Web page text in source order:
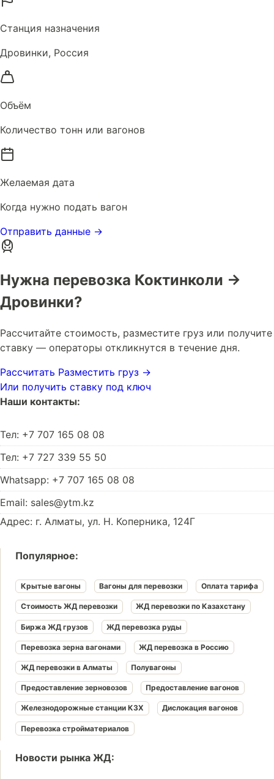
Станция назначения
Дровинки, Россия
Объём
Количество тонн или вагонов
Желаемая дата
Когда нужно подать вагон
Отправить данные →
Нужна перевозка Коктинколи →
Дровинки?
Рассчитайте стоимость, разместите груз или получите
ставку — операторы откликнутся в течение дня.
Рассчитать Разместить груз →
Или получить ставку под ключ
Наши контакты:
Тел: +7 707 165 08 08
Тел: +7 727 339 55 50
Whatsapp: +7 707 165 08 08
Email: sales@ytm.kz
Адрес: г. Алматы, ул. Н. Коперника, 124Г
Популярное:
Крытые вагоны Вагоны для перевозки Оплата тарифа
Стоимость ЖД перевозки ЖД перевозки по Казахстану
Биржа ЖД грузов ЖД перевозка руды
Перевозка зерна вагонами ЖД перевозка в Россию
ЖД перевозки в Алматы Полувагоны
Предоставление зерновозов Предоставление вагонов
Железнодорожные станции КЗХ Дислокация вагонов
Перевозка стройматериалов
Новости рынка ЖД: